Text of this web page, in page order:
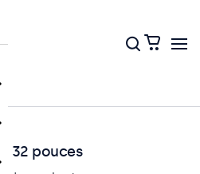
32 pouces